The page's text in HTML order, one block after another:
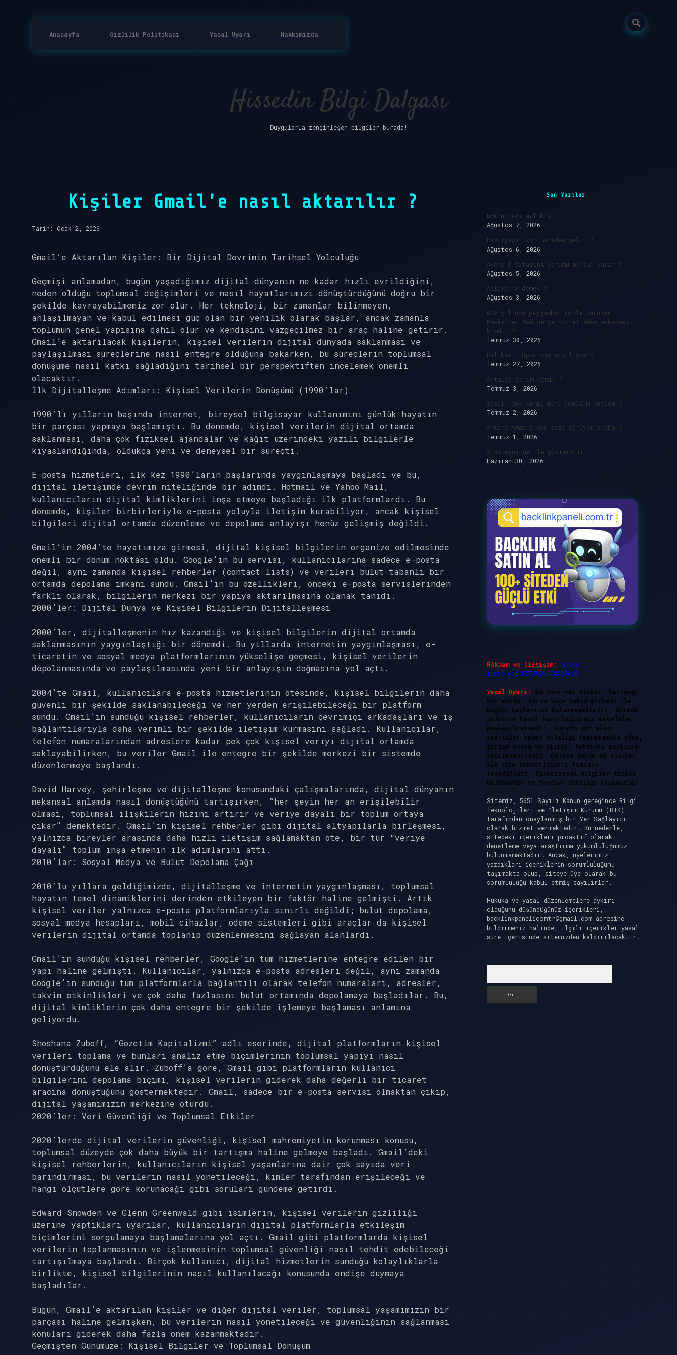
Anasayfa Gizlilik Politikası Yasal Uyarı Hakkımızda
Hissedin Bilgi Dalgası
Duygularla zenginleşen bilgiler burada!
Kişiler Gmail’e nasıl aktarılır ?
Tarih: Ocak 2, 2026
Gmail’e Aktarılan Kişiler: Bir Dijital Devrimin Tarihsel Yolculuğu
Geçmişi anlamadan, bugün yaşadığımız dijital dünyanın ne kadar hızlı evrildiğini,
neden olduğu toplumsal değişimleri ve nasıl hayatlarımızı dönüştürdüğünü doğru bir
şekilde kavrayabilmemiz zor olur. Her teknoloji, bir zamanlar bilinmeyen,
anlaşılmayan ve kabul edilmesi güç olan bir yenilik olarak başlar, ancak zamanla
toplumun genel yapısına dahil olur ve kendisini vazgeçilmez bir araç haline getirir.
Gmail’e aktarılacak kişilerin, kişisel verilerin dijital dünyada saklanması ve
paylaşılması süreçlerine nasıl entegre olduğuna bakarken, bu süreçlerin toplumsal
dönüşüme nasıl katkı sağladığını tarihsel bir perspektiften incelemek önemli
olacaktır.
İlk Dijitalleşme Adımları: Kişisel Verilerin Dönüşümü (1990’lar)
1990’lı yılların başında internet, bireysel bilgisayar kullanımını günlük hayatın
bir parçası yapmaya başlamıştı. Bu dönemde, kişisel verilerin dijital ortamda
saklanması, daha çok fiziksel ajandalar ve kağıt üzerindeki yazılı bilgilerle
kıyaslandığında, oldukça yeni ve deneysel bir süreçti.
E-posta hizmetleri, ilk kez 1990’ların başlarında yaygınlaşmaya başladı ve bu,
dijital iletişimde devrim niteliğinde bir adımdı. Hotmail ve Yahoo Mail,
kullanıcıların dijital kimliklerini inşa etmeye başladığı ilk platformlardı. Bu
dönemde, kişiler birbirleriyle e-posta yoluyla iletişim kurabiliyor, ancak kişisel
bilgileri dijital ortamda düzenleme ve depolama anlayışı henüz gelişmiş değildi.
Gmail’in 2004’te hayatımıza girmesi, dijital kişisel bilgilerin organize edilmesinde
önemli bir dönüm noktası oldu. Google’ın bu servisi, kullanıcılarına sadece e-posta
değil, aynı zamanda kişisel rehberler (contact lists) ve verileri bulut tabanlı bir
ortamda depolama imkanı sundu. Gmail’in bu özellikleri, önceki e-posta servislerinden
farklı olarak, bilgilerin merkezi bir yapıya aktarılmasına olanak tanıdı.
2000’ler: Dijital Dünya ve Kişisel Bilgilerin Dijitalleşmesi
2000’ler, dijitalleşmenin hız kazandığı ve kişisel bilgilerin dijital ortamda
saklanmasının yaygınlaştığı bir dönemdi. Bu yıllarda internetin yaygınlaşması, e-
ticaretin ve sosyal medya platformlarının yükselişe geçmesi, kişisel verilerin
depolanmasında ve paylaşılmasında yeni bir anlayışın doğmasına yol açtı.
2004’te Gmail, kullanıcılara e-posta hizmetlerinin ötesinde, kişisel bilgilerin daha
güvenli bir şekilde saklanabileceği ve her yerden erişilebileceği bir platform
sundu. Gmail’in sunduğu kişisel rehberler, kullanıcıların çevrimiçi arkadaşları ve iş
bağlantılarıyla daha verimli bir şekilde iletişim kurmasını sağladı. Kullanıcılar,
telefon numaralarından adreslere kadar pek çok kişisel veriyi dijital ortamda
saklayabilirken, bu veriler Gmail ile entegre bir şekilde merkezi bir sistemde
düzenlenmeye başlandı.
David Harvey, şehirleşme ve dijitalleşme konusundaki çalışmalarında, dijital dünyanın
mekansal anlamda nasıl dönüştüğünü tartışırken, “her şeyin her an erişilebilir
olması, toplumsal ilişkilerin hızını artırır ve veriye dayalı bir toplum ortaya
çıkar” demektedir. Gmail’in kişisel rehberler gibi dijital altyapılarla birleşmesi,
yalnızca bireyler arasında daha hızlı iletişim sağlamaktan öte, bir tür “veriye
dayalı” toplum inşa etmenin ilk adımlarını attı.
2010’lar: Sosyal Medya ve Bulut Depolama Çağı
2010’lu yıllara geldiğimizde, dijitalleşme ve internetin yaygınlaşması, toplumsal
hayatın temel dinamiklerini derinden etkileyen bir faktör haline gelmişti. Artık
kişisel veriler yalnızca e-posta platformlarıyla sınırlı değildi; bulut depolama,
sosyal medya hesapları, mobil cihazlar, ödeme sistemleri gibi araçlar da kişisel
verilerin dijital ortamda toplanıp düzenlenmesini sağlayan alanlardı.
Gmail’in sunduğu kişisel rehberler, Google’ın tüm hizmetlerine entegre edilen bir
yapı haline gelmişti. Kullanıcılar, yalnızca e-posta adresleri değil, aynı zamanda
Google’ın sunduğu tüm platformlarla bağlantılı olarak telefon numaraları, adresler,
takvim etkinlikleri ve çok daha fazlasını bulut ortamında depolamaya başladılar. Bu,
dijital kimliklerin çok daha entegre bir şekilde işlemeye başlaması anlamına
geliyordu.
Shoshana Zuboff, “Gözetim Kapitalizmi” adlı eserinde, dijital platformların kişisel
verileri toplama ve bunları analiz etme biçimlerinin toplumsal yapıyı nasıl
dönüştürdüğünü ele alır. Zuboff’a göre, Gmail gibi platformların kullanıcı
bilgilerini depolama biçimi, kişisel verilerin giderek daha değerli bir ticaret
aracına dönüştüğünü göstermektedir. Gmail, sadece bir e-posta servisi olmaktan çıkıp,
dijital yaşamımızın merkezine oturdu.
2020’ler: Veri Güvenliği ve Toplumsal Etkiler
2020’lerde dijital verilerin güvenliği, kişisel mahremiyetin korunması konusu,
toplumsal düzeyde çok daha büyük bir tartışma haline gelmeye başladı. Gmail’deki
kişisel rehberlerin, kullanıcıların kişisel yaşamlarına dair çok sayıda veri
barındırması, bu verilerin nasıl yönetileceği, kimler tarafından erişileceği ve
hangi ölçütlere göre korunacağı gibi soruları gündeme getirdi.
Edward Snowden ve Glenn Greenwald gibi isimlerin, kişisel verilerin gizliliği
üzerine yaptıkları uyarılar, kullanıcıların dijital platformlarla etkileşim
biçimlerini sorgulamaya başlamalarına yol açtı. Gmail gibi platformlarda kişisel
verilerin toplanmasının ve işlenmesinin toplumsal güvenliği nasıl tehdit edebileceği
tartışılmaya başlandı. Birçok kullanıcı, dijital hizmetlerin sunduğu kolaylıklarla
birlikte, kişisel bilgilerinin nasıl kullanılacağı konusunda endişe duymaya
başladılar.
Bugün, Gmail’e aktarılan kişiler ve diğer dijital veriler, toplumsal yaşamımızın bir
parçası haline gelmişken, bu verilerin nasıl yönetileceği ve güvenliğinin sağlanması
konuları giderek daha fazla önem kazanmaktadır.
Geçmişten Günümüze: Kişisel Bilgiler ve Toplumsal Dönüşüm
SidebarSon Yazılar
KYK ücreti aylık mı ?
Ağustos 7, 2026
Davutpaşa ismi nereden gelir ?
Ağustos 6, 2026
Avene C Vitamini serumu ne işe yarar ?
Ağustos 5, 2026
Aaliya ne demek ?
Ağustos 3, 2026
622 yılında peygamberimizle beraber
Mekke’den Medine’ye hicret eden arkadaşı
kimdir ?
Temmuz 30, 2026
Balıkesir Spor kaçıncı ligde ?
Temmuz 27, 2026
Antalya tarım kimin ?
Temmuz 3, 2026
Yeşil renk hangi geri dönüşüm kutusu ?
Temmuz 2, 2026
Ankara Amasra kaç saat sürüyor araba ?
Temmuz 1, 2026
Alüminyum ne ile gösterilir ?
Haziran 30, 2026
Reklam ve İletişim:
Skype:
live:.cid.575569c608265c69
Yasal Uyarı:
Bu internet sitesi, herhangi
bir marka, kurum veya şahıs şirketi ile
hiçbir bağlantısı bulunmamaktadır. Sitede
yalnızca kendi hazırladığımız makaleler
paylaşılmaktadır. Burada yer alan
içerikler haber niteliği taşımamakta olup,
gerçek kurum ve kişiler hakkında paylaşım
yapılmamaktadır. Gerçek kurum ve kişiler
ile isim benzerlikleri tamamen
tesadüfidir. Sitemizdeki bilgiler taslak
halindedir ve tavsiye niteliği taşımazlar.
Sitemiz, 5651 Sayılı Kanun gereğince Bilgi
Teknolojileri ve İletişim Kurumu (BTK)
tarafından onaylanmış bir Yer Sağlayıcı
olarak hizmet vermektedir. Bu nedenle,
sitedeki içerikleri proaktif olarak
denetleme veya araştırma yükümlülüğümüz
bulunmamaktadır. Ancak, üyelerimiz
yazdıkları içeriklerin sorumluluğunu
taşımakta olup, siteye üye olarak bu
sorumluluğu kabul etmiş sayılırlar.
Hukuka ve yasal düzenlemelere aykırı
olduğunu düşündüğünüz içerikleri,
backlinkpanelicomtr@gmail.comadresine
bildirmeniz halinde, ilgili içerikler yasal
süre içerisinde sitemizden kaldırılacaktır.